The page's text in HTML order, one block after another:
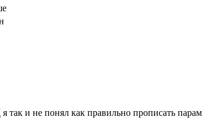
и не понял как правильно прописать